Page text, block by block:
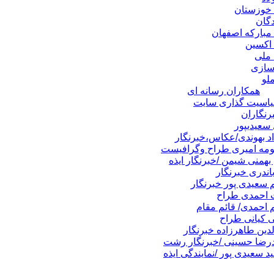
خوزستان
مبارکه اصفهان
اکسین
ملی
سازی
همکاران رسانه ای
گذاری سایت
بهوندی/عکاس،خبرنگار
امیری طراح وگرافیست
شیمن /خبرنگار ایذه
خبرنگار
سعیدی پور خبرنگار
احمدی طراح
احمدی/ قائم مقام
کیانی طراح
طاهرزاده خبرنگار
حسینی /خبرنگار رشت
سعیدی پور /نمایندگی ایذه